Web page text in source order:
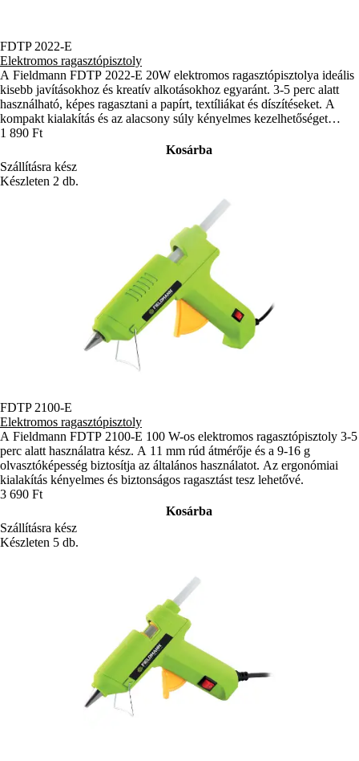
FDTP 2022-E
Elektromos ragasztópisztoly
A Fieldmann FDTP 2022-E 20W elektromos ragasztópisztolya ideális
kisebb javításokhoz és kreatív alkotásokhoz egyaránt. 3-5 perc alatt
használható, képes ragasztani a papírt, textíliákat és díszítéseket. A
kompakt kialakítás és az alacsony súly kényelmes kezelhetőséget
biztosít.
1 890 Ft
Kosárba
Szállításra kész
Készleten 2 db.
FDTP 2100-E
Elektromos ragasztópisztoly
A Fieldmann FDTP 2100-E 100 W-os elektromos ragasztópisztoly 3-5
perc alatt használatra kész. A 11 mm rúd átmérője és a 9-16 g
olvasztóképesség biztosítja az általános használatot. Az ergonómiai
kialakítás kényelmes és biztonságos ragasztást tesz lehetővé.
3 690 Ft
Kosárba
Szállításra kész
Készleten 5 db.